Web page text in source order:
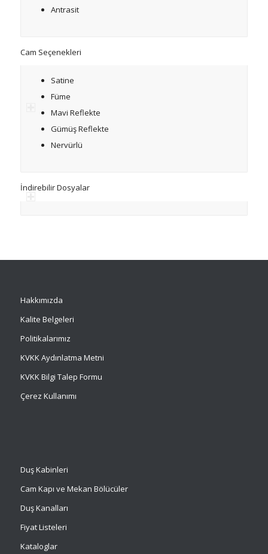
Antrasit
Cam Seçenekleri
Satine
Füme
Mavi Reflekte
Gümüş Reflekte
Nervürlü
İndirebilir Dosyalar
Hakkımızda
Kalite Belgeleri
Politikalarımız
KVKK Aydınlatma Metni
KVKK Bilgi Talep Formu
Çerez Kullanımı
Duş Kabinleri
Cam Kapı ve Mekan Bölücüler
Duş Kanalları
Fiyat Listeleri
Kataloglar